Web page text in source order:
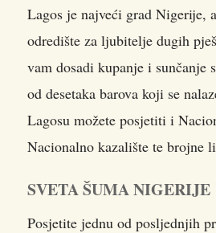
Lagos je najveći grad Nigerije,
odredište za ljubitelje dugih
vam dosadi kupanje i sunčanje
od desetaka barova koji se
Lagosu možete posjetiti i
Nacionalno kazalište te brojne
SVETA ŠUMA NIGERIJE
Posjetite jednu od posljednjih